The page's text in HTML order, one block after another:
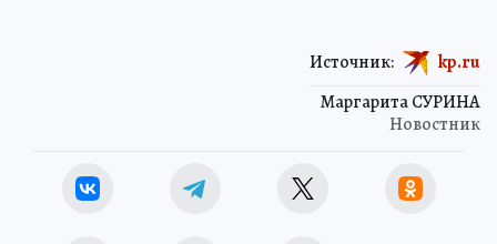
Маргарита СУРИНА
Новостник
Источник: kp.ru